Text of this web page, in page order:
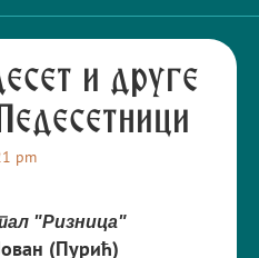
и друге
pm
"Ризница"
(Пурић)